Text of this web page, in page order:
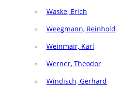
Waske, Erich
Weegmann, Reinhold
Weinmair, Karl
Werner, Theodor
Windisch, Gerhard